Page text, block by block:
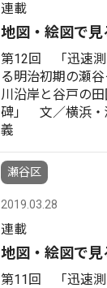
連載
地図・絵図で
第12回 「迅速測
る明治初期の瀬
川沿岸と谷戸の
碑」 文／横浜・
義
瀬谷区
2019.03.28
連載
地図・絵図で
第11回 「迅速測